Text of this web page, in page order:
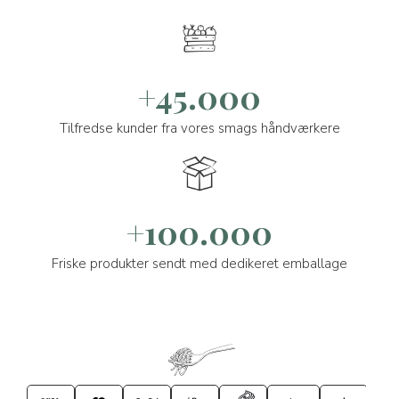
+45.000
Tilfredse kunder fra vores smags håndværkere
+100.000
Friske produkter sendt med dedikeret emballage